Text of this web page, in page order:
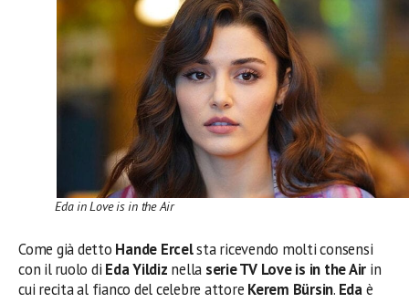
Eda in Love is in the Air
Come già detto Hande Ercelsta ricevendo molti consensi
con il ruolo di Eda Yildiz nella serie TV Love is in the Air in
cui recita al fianco del celebre attore Kerem Bürsin. Edaè